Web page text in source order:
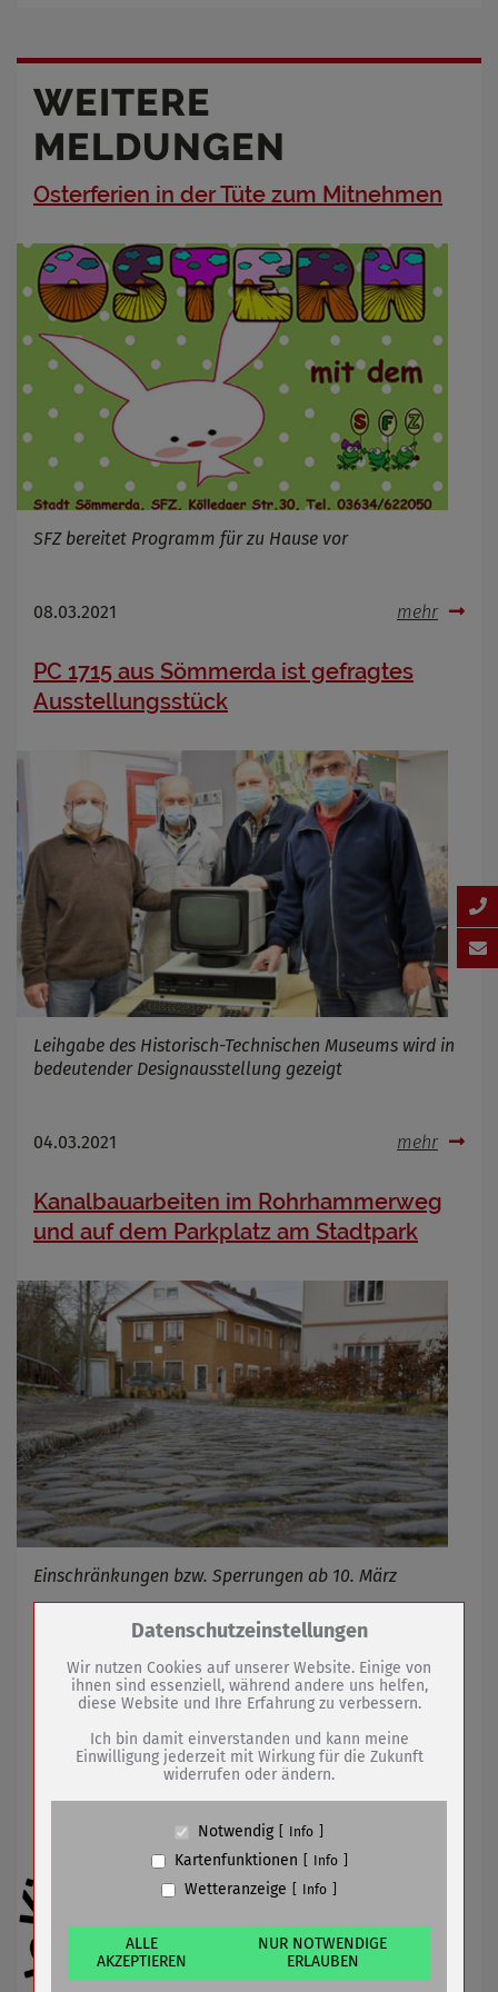
WEITERE
MELDUNGEN
Osterferien in der Tüte zum Mitnehmen
SFZ bereitet Programm für zu Hause vor
08.03.2021 mehr
PC 1715 aus Sömmerda ist gefragtes
Ausstellungsstück
Leihgabe des Historisch-Technischen Museums wird in
bedeutender Designausstellung gezeigt
04.03.2021 mehr
Kanalbauarbeiten im Rohrhammerweg
und auf dem Parkplatz am Stadtpark
Einschränkungen bzw. Sperrungen ab 10. März
U 18-Wahl für Kinder- und
Jugendparlament ein Thema
Zum Betrieb der Seite notwendige Cookies /
Name
PHP Session Cookie
Anbieter
Eigentümer dieser Website (Wenko-
Wenselaar GmbH & Co. KG)
Absicherung Kontaktformular / SPAM
Cookiespeicherung Entscheidungscookie
Anbieter
Eigentümer dieser Website (Wenko-
Wenselaar GmbH & Co. KG)
Zweck
Speichert die Einstellungen der Besucher
bezüglich der Speicherung von Cookies.
Datenschutzeinstellungen
Wir nutzen Cookies auf unserer Website. Einige von
ihnen sind essenziell, während andere uns helfen,
diese Website und Ihre Erfahrung zu verbessern.
Ich bin damit einverstanden und kann meine
Einwilligung jederzeit mit Wirkung für die Zukunft
widerrufen oder ändern.
Notwendig Info
Kartenfunktionen Info
Wetteranzeige Info
ALLE
AKZEPTIEREN
NUR NOTWENDIGE
ERLAUBEN